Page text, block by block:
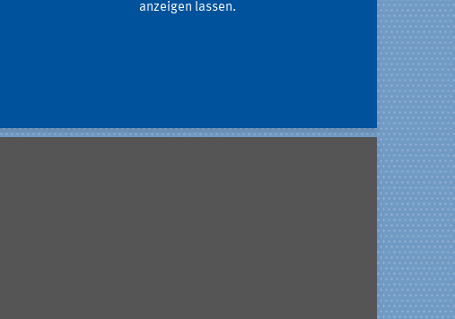
anzeigen lassen.